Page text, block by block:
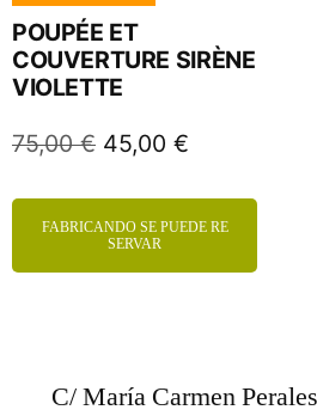
POUPÉE ET
COUVERTURE SIRÈNE
VIOLETTE
75,00€ 45,00 €
FABRICANDO SE PUEDE RE
SERVAR
C/ María Carmen